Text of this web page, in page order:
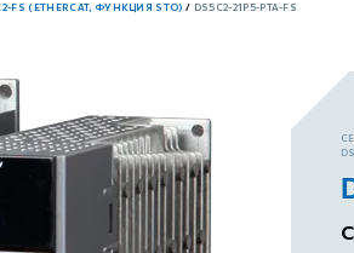
FS (ETHERCAT, ФУНКЦИЯ STO) / DS5C2-21P5-PTA-FS
контуром)